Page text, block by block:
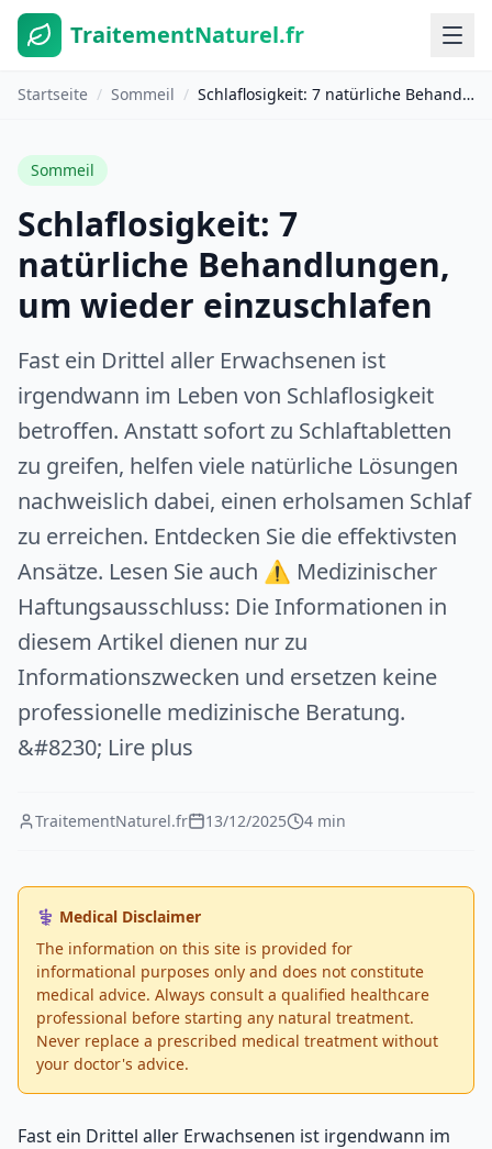
TraitementNaturel.fr
Startseite / Sommeil / Schlaflosigkeit: 7 natürliche Behandlungen, um wieder einzuschlafen
Sommeil
Schlaflosigkeit: 7
natürliche Behandlungen,
um wieder einzuschlafen
Fast ein Drittel aller Erwachsenen ist
irgendwann im Leben von Schlaflosigkeit
betroffen. Anstatt sofort zu Schlaftabletten
zu greifen, helfen viele natürliche Lösungen
nachweislich dabei, einen erholsamen Schlaf
zu erreichen. Entdecken Sie die effektivsten
Ansätze. Lesen Sie auch ⚠️ Medizinischer
Haftungsausschluss: Die Informationen in
diesem Artikel dienen nur zu
Informationszwecken und ersetzen keine
professionelle medizinische Beratung.
&#8230; Lire plus
TraitementNaturel.fr 13/12/2025 4 min
⚕️ Medical Disclaimer
The information on this site is provided for
informational purposes only and does not constitute
medical advice. Always consult a qualified healthcare
professional before starting any natural treatment.
Never replace a prescribed medical treatment without
your doctor's advice.
Fast ein Drittel aller Erwachsenen ist irgendwann im